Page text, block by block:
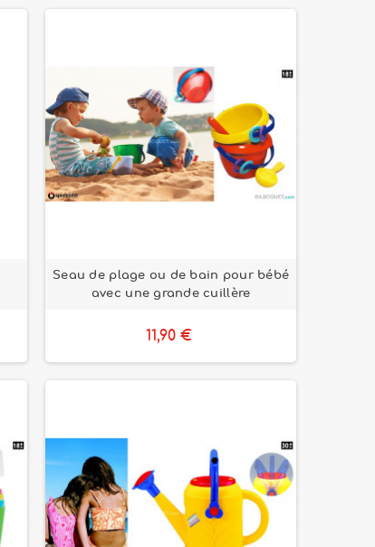
Seau de plage ou de bain pour bébé
avec une grande cuillère
11,90 €